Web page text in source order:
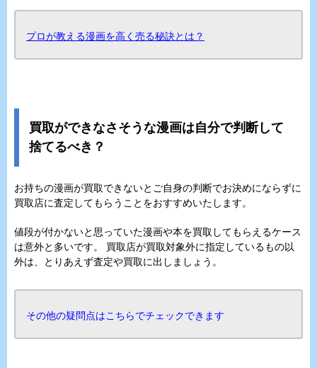
プロが教える漫画を高く売る秘訣とは？
買取ができなさそうな漫画は自分で判断して
捨てるべき？
お持ちの漫画が買取できないとご自身の判断でお決めにならずに
買取店に査定してもらうことをおすすめいたします。
値段が付かないと思っていた漫画や本を買取してもらえるケース
は意外と多いです。 買取店が買取対象外に指定しているもの以
外は、とりあえず査定や買取に出しましょう。
その他の疑問点はこちらでチェックできます